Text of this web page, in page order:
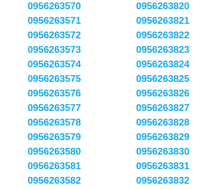
0956263570
0956263571
0956263572
0956263573
0956263574
0956263575
0956263576
0956263577
0956263578
0956263579
0956263580
0956263581
0956263582
0956263820
0956263821
0956263822
0956263823
0956263824
0956263825
0956263826
0956263827
0956263828
0956263829
0956263830
0956263831
0956263832